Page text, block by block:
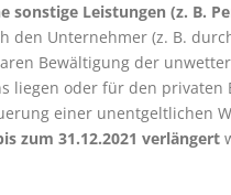
sonstige Leistungen (z. B.
den Unternehmer (z. B.
Bewältigung der
liegen oder für den
einer unentgeltlichen
zum 31.12.2021 verlängert